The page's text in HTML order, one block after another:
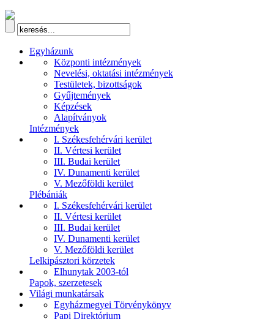
Egyházunk
Központi intézmények
Nevelési, oktatási intézmények
Testületek, bizottságok
Gyűjtemények
Képzések
Alapítványok
Intézmények
I. Székesfehérvári kerület
II. Vértesi kerület
III. Budai kerület
IV. Dunamenti kerület
V. Mezőföldi kerület
Plébániák
I. Székesfehérvári kerület
II. Vértesi kerület
III. Budai kerület
IV. Dunamenti kerület
V. Mezőföldi kerület
Lelkipásztori körzetek
Elhunytak 2003-tól
Papok, szerzetesek
Világi munkatársak
Egyházmegyei Törvénykönyv
Papi Direktórium